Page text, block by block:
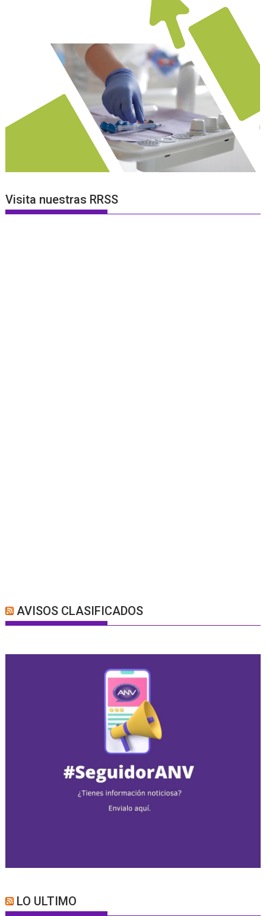
Visita nuestras RRSS
AVISOS CLASIFICADOS
LO ULTIMO